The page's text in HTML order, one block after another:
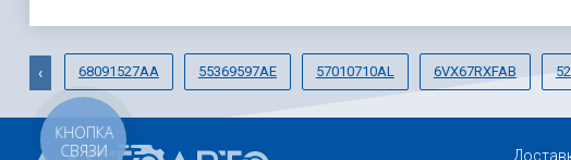
68091527AA 55369597AE 57010710AL 6VX67RXFAB
‹
КНОПКА
СВЯЗИ